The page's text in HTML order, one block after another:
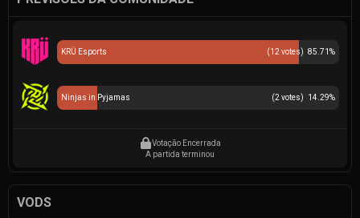
(12 votes) 85.71 %
KRÜ Esports
(2 votes) 14.29%
Ninjas in Pyjamas
Votação Encerrada
A partida terminou
VODS